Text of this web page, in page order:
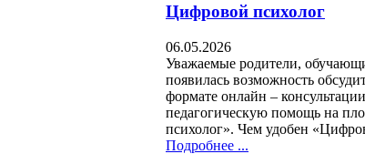
Цифровой психолог
06.05.2026
Уважаемые родители,
появилась возможность
формате онлайн –
педагогическую помощь на
психолог». Чем удобен
Подробнее ...